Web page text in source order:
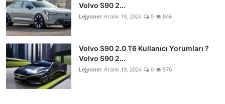
Volvo S90 2...
Lejyoner Aralık 19, 2024 0 846
Volvo S90 2.0 T6 Kullanıcı Yorumları ?
Volvo S90 2...
Lejyoner Aralık 19, 2024 0 576